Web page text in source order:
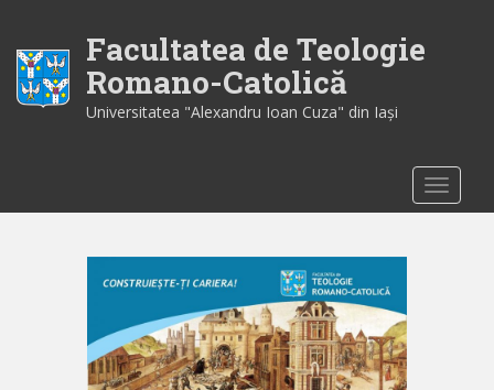
i
Facultatea de Teologie
Romano-Catolică
Universitatea "Alexandru Ioan Cuza" din Iaşi